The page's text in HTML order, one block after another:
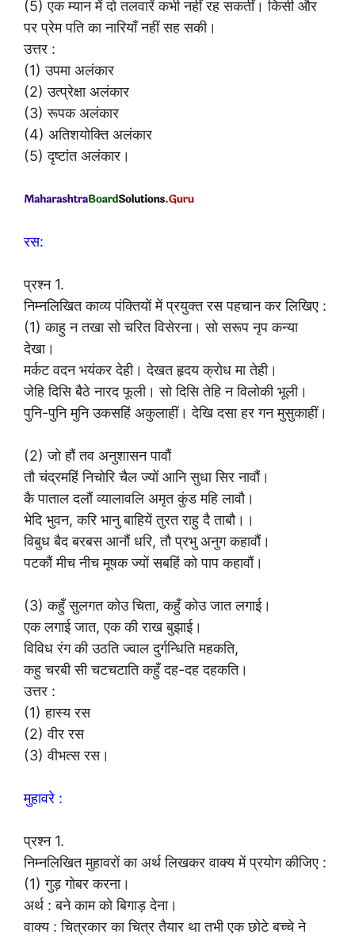
(5) एक म्यान में दो तलवारें कभी नहीं रह सकतीं। किसी और
पर प्रेम पति का नारियाँ नहीं सह सकी।
उत्तर :
(1) उपमा अलंकार
(2) उत्प्रेक्षा अलंकार
(3) रूपक अलंकार
(4) अतिशयोक्ति अलंकार
(5) दृष्टांत अलंकार।
रस:
प्रश्न 1.
निम्नलिखित काव्य पंक्तियों में प्रयुक्त रस पहचान कर लिखिए :
(1) काहु न तखा सो चरित विसेरना। सो सरूप नृप कन्या
देखा।
मर्कट वदन भयंकर देही। देखत हृदय क्रोध मा तेही।
जेहि दिसि बैठे नारद फूली। सो दिसि तेहि न विलोकी भूली।
पुनि-पुनि मुनि उकसहिं अकुलाहीं। देखि दसा हर गन मुसुकाहीं।
(2) जो हौं तव अनुशासन पावौं
तौ चंद्रमहिं निचोरि चैल ज्यों आनि सुधा सिर नावौं।
कै पाताल दलौं व्यालावलि अमृत कुंड महि लावौ।
भेदि भुवन, करि भानु बाहियें तुरत राहु दै ताबौ।।
विबुध बैद बरबस आनौं धरि, तौ प्रभु अनुग कहावौं।
पटकौं मीच नीच मूषक ज्यों सबहिं को पाप कहावौं।
(3) कहुँ सुलगत कोउ चिता, कहुँ कोउ जात लगाई।
एक लगाई जात, एक की राख बुझाई।
विविध रंग की उठति ज्वाल दुर्गन्धिति महकति,
कहु चरबी सी चटचटाति कहुँ दह-दह दहकति।
उत्तर :
(1) हास्य रस
(2) वीर रस
(3) वीभत्स रस।
मुहावरे :
प्रश्न 1.
निम्नलिखित मुहावरों का अर्थ लिखकर वाक्य में प्रयोग कीजिए :
(1) गुड़ गोबर करना।
अर्थ : बने काम को बिगाड़ देना।
वाक्य : चित्रकार का चित्र तैयार था तभी एक छोटे बच्चे ने